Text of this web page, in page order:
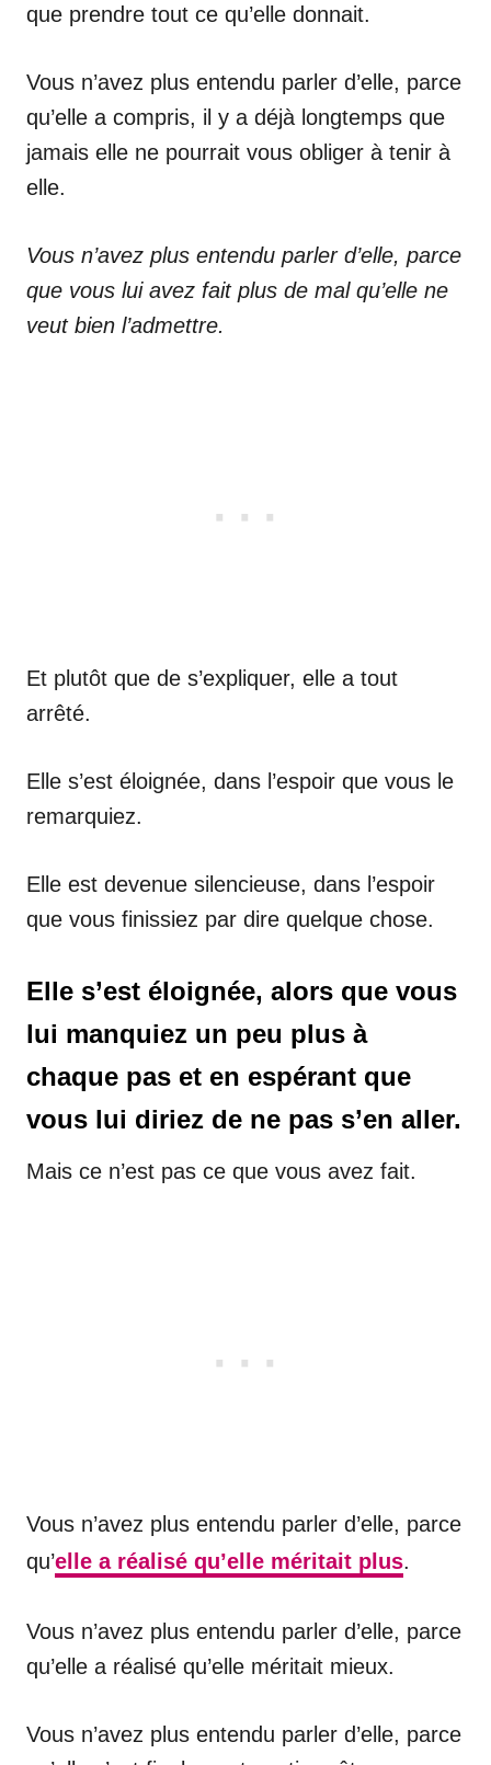
que prendre tout ce qu’elle donnait.
Vous n’avez plus entendu parler d’elle, parce
qu’elle a compris, il y a déjà longtemps que
jamais elle ne pourrait vous obliger à tenir à
elle.
Vous n’avez plus entendu parler d’elle, parce
que vous lui avez fait plus de mal qu’elle ne
veut bien l’admettre.
Et plutôt que de s’expliquer, elle a tout
arrêté.
Elle s’est éloignée, dans l’espoir que vous le
remarquiez.
Elle est devenue silencieuse, dans l’espoir
que vous finissiez par dire quelque chose.
Elle s’est éloignée, alors que vous
lui manquiez un peu plus à
chaque pas et en espérant que
vous lui diriez de ne pas s’en aller.
Mais ce n’est pas ce que vous avez fait.
Vous n’avez plus entendu parler d’elle, parce
qu’elle a réalisé qu’elle méritait plus.
Vous n’avez plus entendu parler d’elle, parce
qu’elle a réalisé qu’elle méritait mieux.
Vous n’avez plus entendu parler d’elle, parce